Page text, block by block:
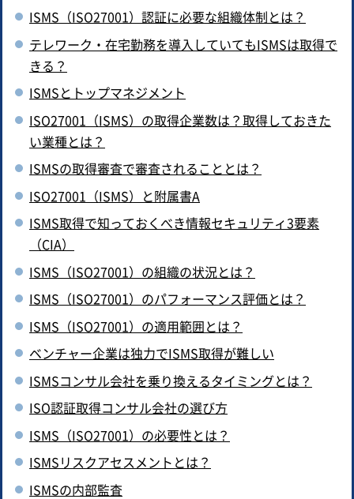
ISMS（ISO27001）認証に必要な組織体制とは？
テレワーク・在宅勤務を導入していてもISMSは取得で
きる？
ISMSとトップマネジメント
ISO27001（ISMS）の取得企業数は？取得しておきた
い業種とは？
ISMSの取得審査で審査されることとは？
ISO27001（ISMS）と附属書A
ISMS取得で知っておくべき情報セキュリティ3要素
（CIA）
ISMS（ISO27001）の組織の状況とは？
ISMS（ISO27001）のパフォーマンス評価とは？
ISMS（ISO27001）の適用範囲とは？
ベンチャー企業は独力でISMS取得が難しい
ISMSコンサル会社を乗り換えるタイミングとは？
ISO認証取得コンサル会社の選び方
ISMS（ISO27001）の必要性とは？
ISMSリスクアセスメントとは？
ISMSの内部監査